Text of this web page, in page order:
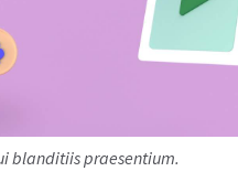
blanditiis praesentium.